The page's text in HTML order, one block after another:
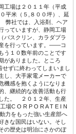
工場は２０１１年（平成
平米（５,８００坪）、延
弊社では、入浴剤、ヘア
っていますが、静岡工場
バスクリン、カラダプラ
を行っています。――コ
う１０数年前のことです
がありました。ところ
せずに終わってしまいまし
し、大手家電メーカーで
機感を抱くようになりま
、継続的な改善活動も行
た。 ２０１２年、生産
場C O R P O R A T E I N
力をもった強い生産部へ
な国民はいない。そし
の歴史は明治にさかのぼ